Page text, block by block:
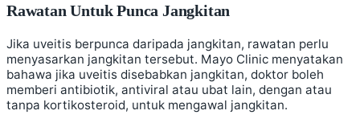
Rawatan Untuk Punca Jangkitan
Jika uveitis berpunca daripada jangkitan, rawatan perlu
menyasarkan jangkitan tersebut. Mayo Clinic menyatakan
bahawa jika uveitis disebabkan jangkitan, doktor boleh
memberi antibiotik, antiviral atau ubat lain, dengan atau
tanpa kortikosteroid, untuk mengawal jangkitan.